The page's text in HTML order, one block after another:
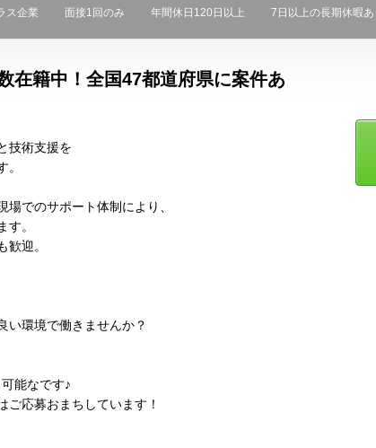
ス企業 面接1回のみ 年間休日120日以上 7日以上の長期休暇あ
在籍中！全国47都道府県に案件あ
技術支援を
でのサポート体制により、
。
迎。
い環境で働きませんか？
能なです♪
応募おまちしています！